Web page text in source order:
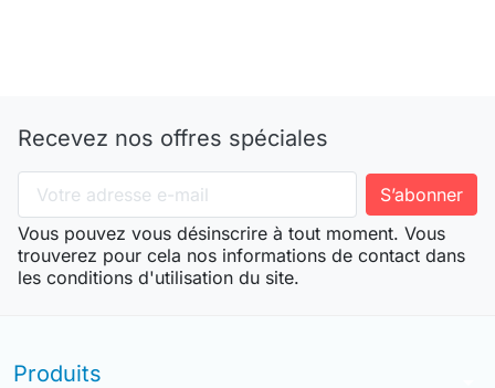
Recevez nos offres spéciales
Vous pouvez vous désinscrire à tout moment. Vous
trouverez pour cela nos informations de contact dans
les conditions d'utilisation du site.
Produits